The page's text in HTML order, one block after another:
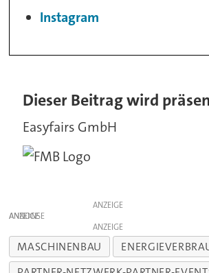
Instagram
Dieser Beitrag wird
Easyfairs GmbH
ANZEIGE
ANZEIGE
ANZEIGE
MASCHINENBAU